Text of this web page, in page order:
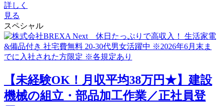
詳しく
見る
スペシャル
【未経験OK！月収平均38万円★】建設
機械の組立・部品加工作業／正社員登